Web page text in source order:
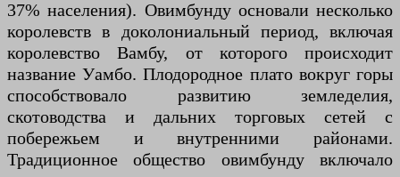
37% населения). Овимбунду основали несколько
королевств в доколониальный период, включая
королевство Вамбу, от которого происходит
название Уамбо. Плодородное плато вокруг горы
способствовало развитию земледелия,
скотоводства и дальних торговых сетей с
побережьем и внутренними районами.
Традиционное общество овимбунду включало